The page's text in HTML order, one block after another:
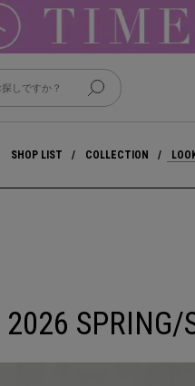
SHOP LIST COLLECTION
2026 SPRING/